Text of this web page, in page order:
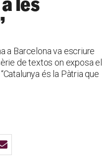
a Barcelona va escriure
de textos on exposa el
és la Pàtria que